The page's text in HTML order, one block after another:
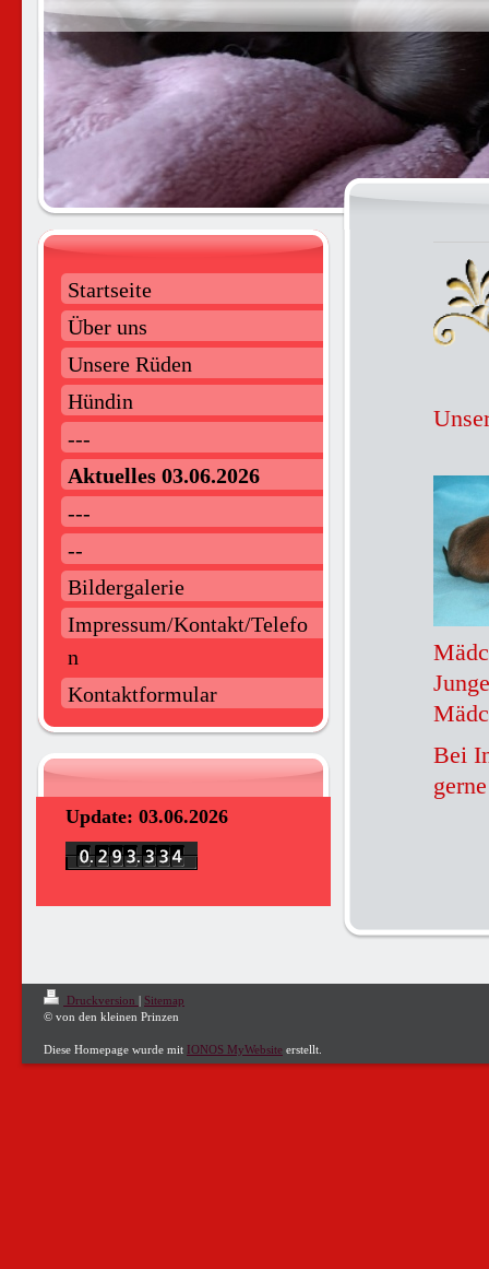
Bei
Startseite
Über uns
Unsere Rüden
Hündin
---
Aktuelles 03.06.2026
---
--
Bildergalerie
Impressum/Kontakt/Telefo
n
Kontaktformular
Update: 03.06.2026
Druckversion | Sitemap
© von den kleinen Prinzen
Diese Homepage wurde mit IONOS MyWebsite erstellt.